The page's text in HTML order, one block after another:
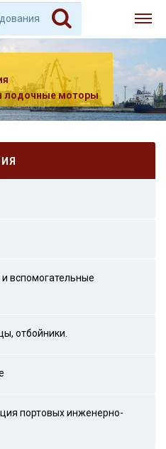
лодочные моторы
вспомогательные
отбойники.
портовых инженерно-